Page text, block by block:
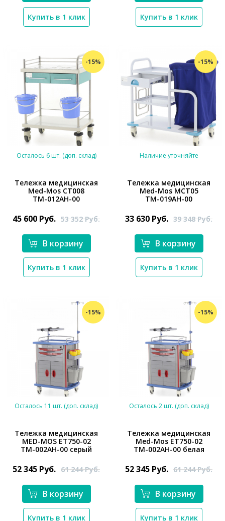
Купить в 1 клик Купить в 1 клик
-15%
*}
Осталось 6 шт. (доп. склад)
Тележка медицинская
Med-Mos СТ008
ТМ-012АН-00
45 600 Руб. 53 352Руб.
В корзину
Купить в 1 клик
-15%
*}
Наличие уточняйте
Тележка медицинская
Med-Mos МСТ05
ТМ-019АН-00
33 630 Руб. 39 348Руб.
В корзину
Купить в 1 клик
-15%
*}
Осталось 11 шт. (доп. склад)
Тележка медицинская
MED-MOS ЕТ750-02
ТМ-002АН-00 серый
52 345 Руб. 61 244Руб.
В корзину
Купить в 1 клик
-15%
*}
Осталось 2 шт. (доп. склад)
Тележка медицинская
Med-Mos ЕТ750-02
ТМ-002АН-00 белая
52 345 Руб. 61 244Руб.
В корзину
Купить в 1 клик